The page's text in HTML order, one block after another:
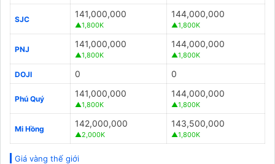
SJC
141,000,000
▲1,800K
144,000,000
▲1,800K
PNJ
141,000,000
▲1,800K
144,000,000
▲1,800K
DOJI 0 0
Phú Quý
141,000,000
▲1,800K
144,000,000
▲1,800K
Mi Hồng
142,000,000
▲2,000K
143,500,000
▲1,800K
Giá vàng thế giới